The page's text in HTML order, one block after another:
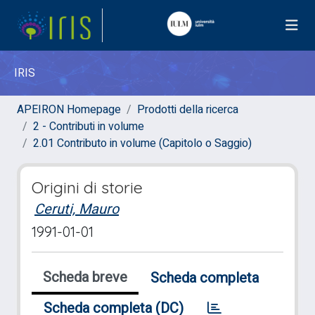
IRIS
APEIRON Homepage
Prodotti della ricerca
2 - Contributi in volume
2.01 Contributo in volume (Capitolo o Saggio)
Origini di storie
Ceruti, Mauro
1991-01-01
Scheda breve
Scheda completa
Scheda completa (DC)